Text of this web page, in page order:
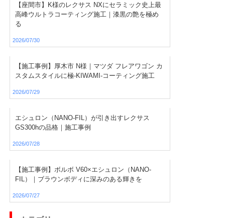
【座間市】K様のレクサス NXにセラミック史上最
高峰ウルトラコーティング施工｜漆黒の艶を極め
る
2026/07/30
【施工事例】厚木市 N様｜マツダ フレアワゴン カ
スタムスタイルに極-KIWAMI-コーティング施工
2026/07/29
エシュロン（NANO-FIL）が引き出すレクサス
GS300hの品格｜施工事例
2026/07/28
【施工事例】ボルボ V60×エシュロン（NANO-
FIL）｜ブラウンボディに深みのある輝きを
2026/07/27